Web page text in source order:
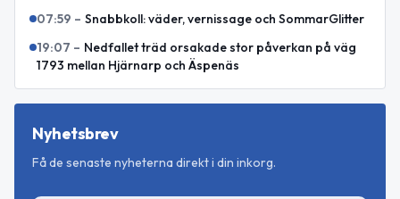
07:59 – Snabbkoll: väder, vernissage och SommarGlitter
19:07 – Nedfallet träd orsakade stor påverkan på väg
1793 mellan Hjärnarp och Äspenäs
Nyhetsbrev
Få de senaste nyheterna direkt i din inkorg.